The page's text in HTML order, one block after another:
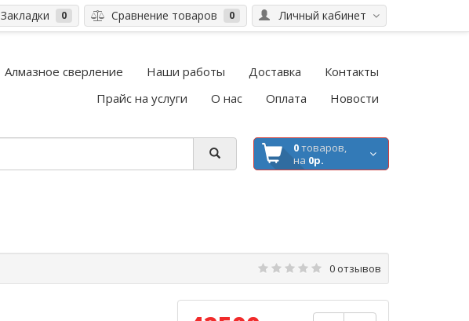
Личный кабинет
Закладки 0 Сравнение товаров 0
Алмазное сверление Наши работы Доставка
Контакты
Прайс на услуги
О нас Оплата Новости
0товаров,
на 0р.
0 отзывов